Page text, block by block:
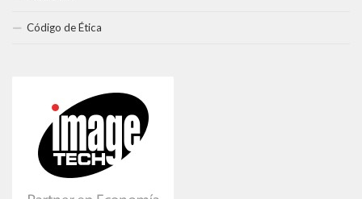
Código de Ética